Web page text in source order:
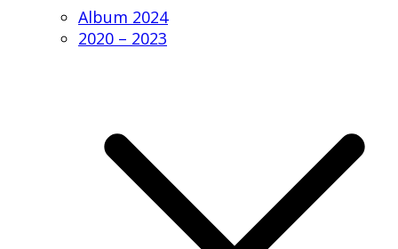
Album 2024
2020 – 2023